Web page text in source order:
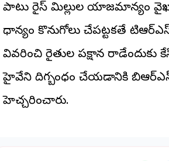
పాటు రైస్ మిల్లుల యాజమాన్యం
ధాన్యం కొనుగోలు చేపట్టకపోతే
వివరించి రైతుల పక్షాన
హైవేని దిగ్బంధం చేయడానికి బిఆర్ఎస్
హెచ్చరించారు.